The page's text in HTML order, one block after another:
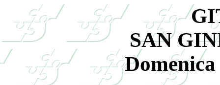
SAN